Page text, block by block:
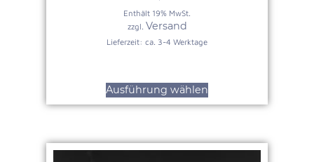
Enthält 19% MwSt.
zzgl. Versand
Lieferzeit: ca. 3-4 Werktage
Ausführung wählen